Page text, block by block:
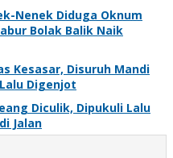
Nenek Diduga Oknum
Bolak Balik Naik
Kesasar, Disuruh Mandi
Digenjot
Diculik, Dipukuli Lalu
Jalan